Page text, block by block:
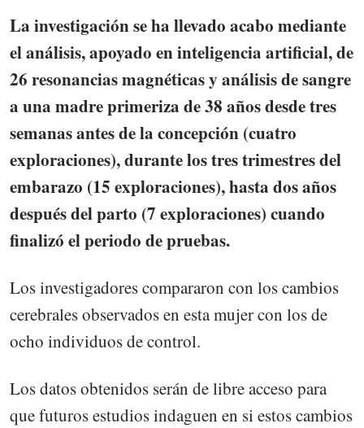
La investigación se ha llevado acabo mediante
el análisis, apoyado en inteligencia artificial, de
26 resonancias magnéticas y análisis de sangre
a una madre primeriza de 38 años desde tres
semanas antes de la concepción (cuatro
exploraciones), durante los tres trimestres del
embarazo (15 exploraciones), hasta dos años
después del parto (7 exploraciones) cuando
finalizó el periodo de pruebas.
Los investigadores compararon con los cambios
cerebrales observados en esta mujer con los de
ocho individuos de control.
Los datos obtenidos serán de libre acceso para
que futuros estudios indaguen en si estos cambios